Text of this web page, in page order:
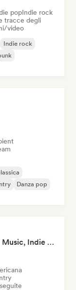
popIndie rock
tracce degli
video
Indie rock
Danza pop
Pop Machine Mode 🤖 AI Music, Indie Pop & Dream Pop